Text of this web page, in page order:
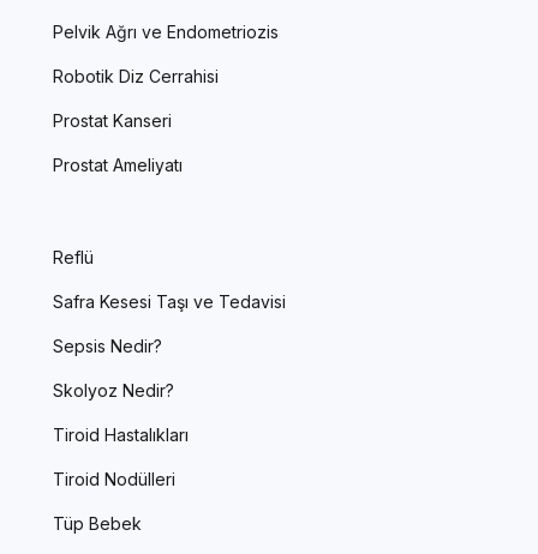
Pelvik Ağrı ve Endometriozis
Robotik Diz Cerrahisi
Prostat Kanseri
Prostat Ameliyatı
Reflü
Safra Kesesi Taşı ve Tedavisi
Sepsis Nedir?
Skolyoz Nedir?
Tiroid Hastalıkları
Tiroid Nodülleri
Tüp Bebek